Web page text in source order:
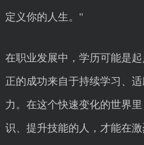
定义你的人生。"
在职业发展中，学历可能是
正的成功来自于持续学习、
力。在这个快速变化的世界
识、提升技能的人，才能在